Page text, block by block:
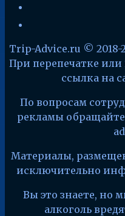
Trip-Advice.ru ©
При перепечатке
ссылка на
По вопросам
рекламы
Материалы,
исключительно
Вы это знаете, но
алкоголь